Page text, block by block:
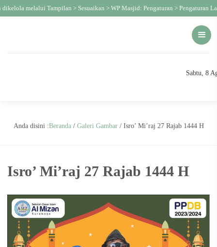
melalui Tampilan > Sesuaikan > WP Masjid: Pengaturan > Pengaturan
Sabtu, 8
Anda disini :Beranda/ Galeri Gambar/ Isro’ Mi’raj 27 Rajab 1444 H
Isro’ Mi’raj 27 Rajab 1444 H